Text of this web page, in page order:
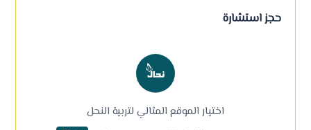
حجز استشارة
اختيار الموقع المثالي لتربية النحل